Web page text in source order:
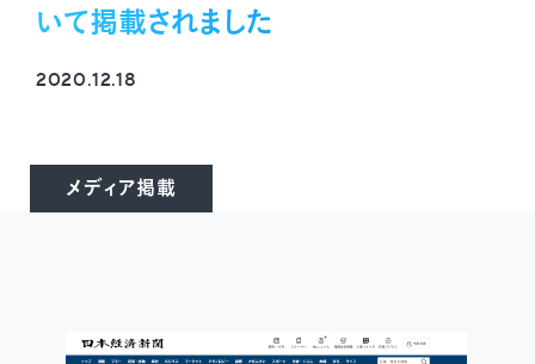
いて掲載されました
2020.12.18
メディア掲載